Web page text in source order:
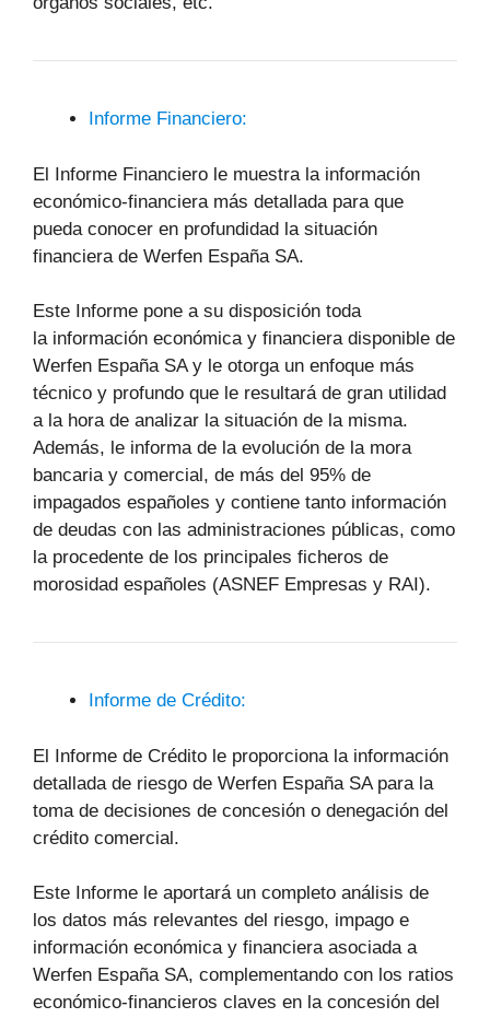
Informe Financiero:
El Informe Financiero le muestra la información
económico-financiera más detallada para que
pueda conocer en profundidad la situación
financiera de Werfen España SA.
Este Informe pone a su disposición toda
la información económica y financiera disponible de
Werfen España SA y le otorga un enfoque más
técnico y profundo que le resultará de gran utilidad
a la hora de analizar la situación de la misma.
Además, le informa de la evolución de la mora
bancaria y comercial, de más del 95% de
impagados españoles y contiene tanto información
de deudas con las administraciones públicas, como
la procedente de los principales ficheros de
morosidad españoles (ASNEF Empresas y RAI).
Informe de Crédito:
El Informe de Crédito le proporciona la información
detallada de riesgo de Werfen España SA para la
toma de decisiones de concesión o denegación del
crédito comercial.
Este Informe le aportará un completo análisis de
los datos más relevantes del riesgo, impago e
información económica y financiera asociada a
Werfen España SA, complementando con los ratios
económico-financieros claves en la concesión del